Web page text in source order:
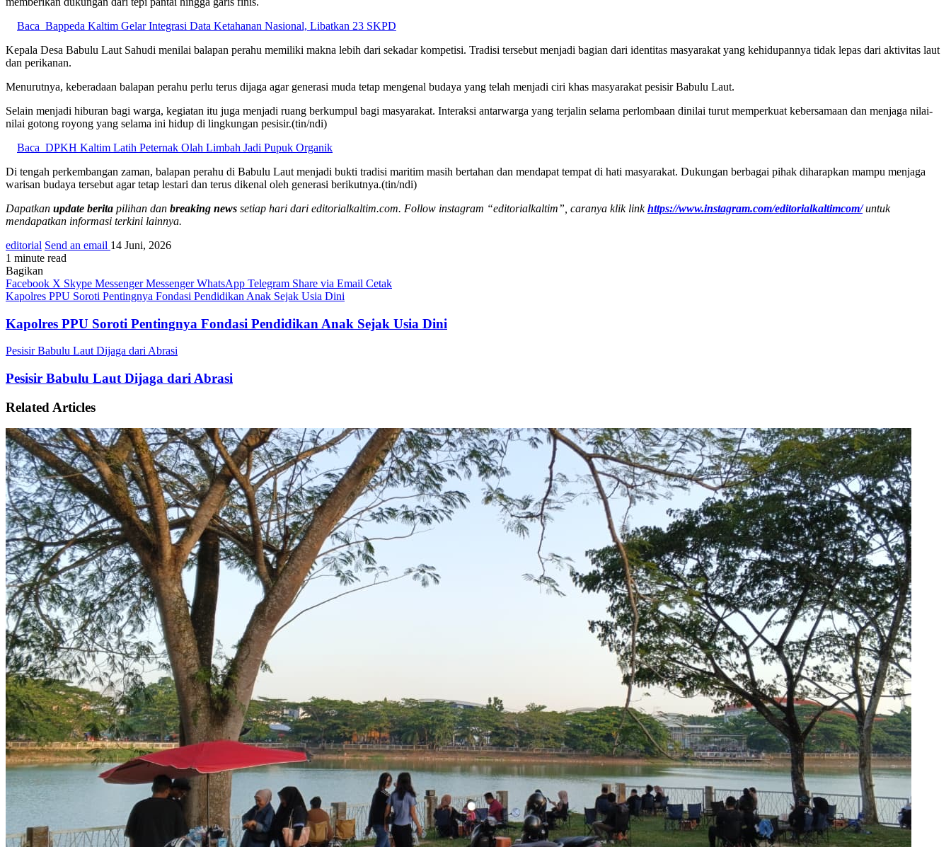
Baca Bappeda Kaltim Gelar Integrasi Data Ketahanan Nasional, Libatkan 23 SKPD
Kepala Desa Babulu Laut Sahudi menilai balapan perahu memiliki makna lebih dari sekadar kompetisi. Tradisi tersebut menjadi bagian dari identitas masyarakat yang kehidupannya tidak lepas dari aktivitas laut
dan perikanan.
Menurutnya, keberadaan balapan perahu perlu terus dijaga agar generasi muda tetap mengenal budaya yang telah menjadi ciri khas masyarakat pesisir Babulu Laut.
Selain menjadi hiburan bagi warga, kegiatan itu juga menjadi ruang berkumpul bagi masyarakat. Interaksi antarwarga yang terjalin selama perlombaan dinilai turut memperkuat kebersamaan dan menjaga nilai-
nilai gotong royong yang selama ini hidup di lingkungan pesisir.(tin/ndi)
Baca DPKH Kaltim Latih Peternak Olah Limbah Jadi Pupuk Organik
Di tengah perkembangan zaman, balapan perahu di Babulu Laut menjadi bukti tradisi maritim masih bertahan dan mendapat tempat di hati masyarakat. Dukungan berbagai pihak diharapkan mampu menjaga
warisan budaya tersebut agar tetap lestari dan terus dikenal oleh generasi berikutnya.(tin/ndi)
Dapatkan update berita pilihan dan breaking news setiap hari dari editorialkaltim.com. Follow instagram “editorialkaltim”, caranya klik linkhttps://www.instagram.com/editorialkaltimcom/untuk
mendapatkan informasi terkini lainnya.
editorial Send an email 14 Juni, 2026
1 minute read
Bagikan
Facebook X Skype Messenger Messenger WhatsApp Telegram Share via Email Cetak
Kapolres PPU Soroti Pentingnya Fondasi Pendidikan Anak Sejak Usia Dini
Kapolres PPU Soroti Pentingnya Fondasi Pendidikan Anak Sejak Usia Dini
Pesisir Babulu Laut Dijaga dari Abrasi
Pesisir Babulu Laut Dijaga dari Abrasi
Related Articles